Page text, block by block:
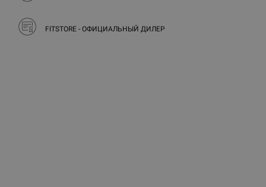
FITSTORE - ОФИЦИАЛЬНЫЙ ДИЛЕР